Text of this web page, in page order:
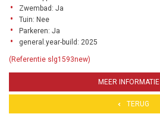
Zwembad: Ja
Tuin: Nee
Parkeren: Ja
general.year-build: 2025
(Referentie slg1593new)
MEER INFORMATIE
TERUG